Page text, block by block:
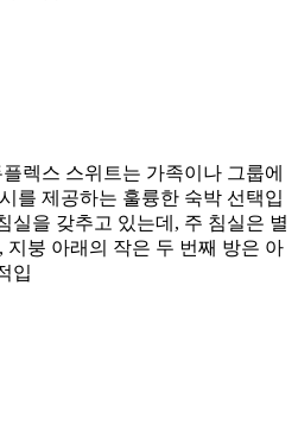
렉스 스위트는 가족이나 그룹에
를 제공하는 훌륭한 숙박 선택입
실을 갖추고 있는데, 주 침실은 별
지붕 아래의 작은 두 번째 방은 아
입